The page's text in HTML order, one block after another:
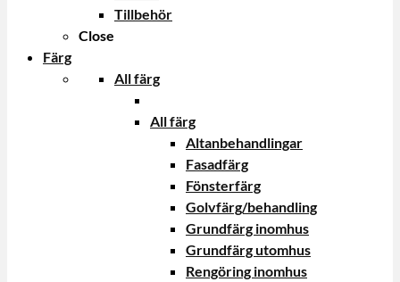
Tillbehör
Close
Färg
All färg
All färg
Altanbehandlingar
Fasadfärg
Fönsterfärg
Golvfärg/behandling
Grundfärg inomhus
Grundfärg utomhus
Rengöring inomhus